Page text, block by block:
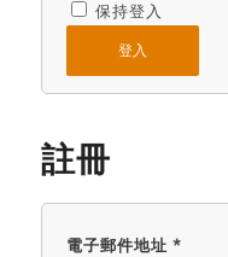
保持登入
登入
註冊
電子郵件地址 *